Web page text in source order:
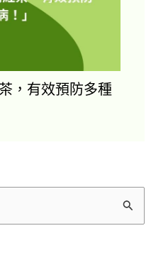
，有效預防多種